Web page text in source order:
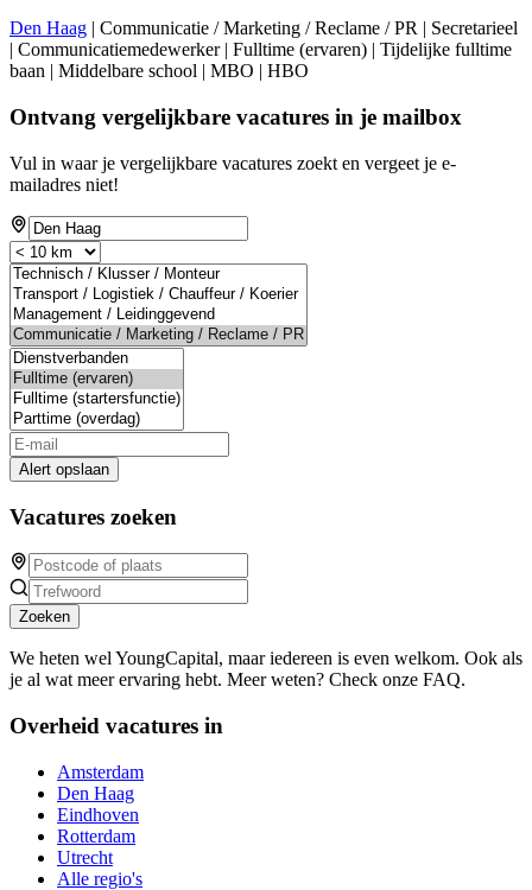
Den Haag | Communicatie / Marketing / Reclame / PR | Secretarieel
| Communicatiemedewerker | Fulltime (ervaren) | Tijdelijke fulltime
baan | Middelbare school | MBO | HBO
Ontvang vergelijkbare vacatures in je mailbox
Vul in waar je vergelijkbare vacatures zoekt en vergeet je e-
mailadres niet!
Alert opslaan
Vacatures zoeken
Zoeken
We heten wel YoungCapital, maar iedereen is even welkom. Ook als
je al wat meer ervaring hebt. Meer weten? Check onze FAQ.
Overheid vacatures in
Amsterdam
Den Haag
Eindhoven
Rotterdam
Utrecht
Alle regio's